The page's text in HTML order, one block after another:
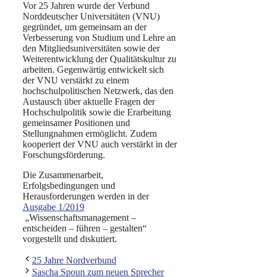
Vor 25 Jahren wurde der Verbund
Norddeutscher Universitäten (VNU)
gegründet, um gemeinsam an der
Verbesserung von Studium und Lehre an
den Mitgliedsuniversitäten sowie der
Weiterentwicklung der Qualitätskultur zu
arbeiten. Gegenwärtig entwickelt sich
der VNU verstärkt zu einem
hochschulpolitischen Netzwerk, das den
Austausch über aktuelle Fragen der
Hochschulpolitik sowie die Erarbeitung
gemeinsamer Positionen und
Stellungnahmen ermöglicht. Zudem
kooperiert der VNU auch verstärkt in der
Forschungsförderung.
Die Zusammenarbeit,
Erfolgsbedingungen und
Herausforderungen werden in der
Ausgabe 1/2019
„Wissenschaftsmanagement –
entscheiden – führen – gestalten“
vorgestellt und diskutiert.
25 Jahre Nordverbund
Sascha Spoun zum neuen Sprecher